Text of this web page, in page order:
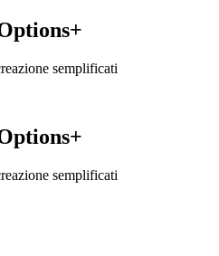
semplificati
semplificati